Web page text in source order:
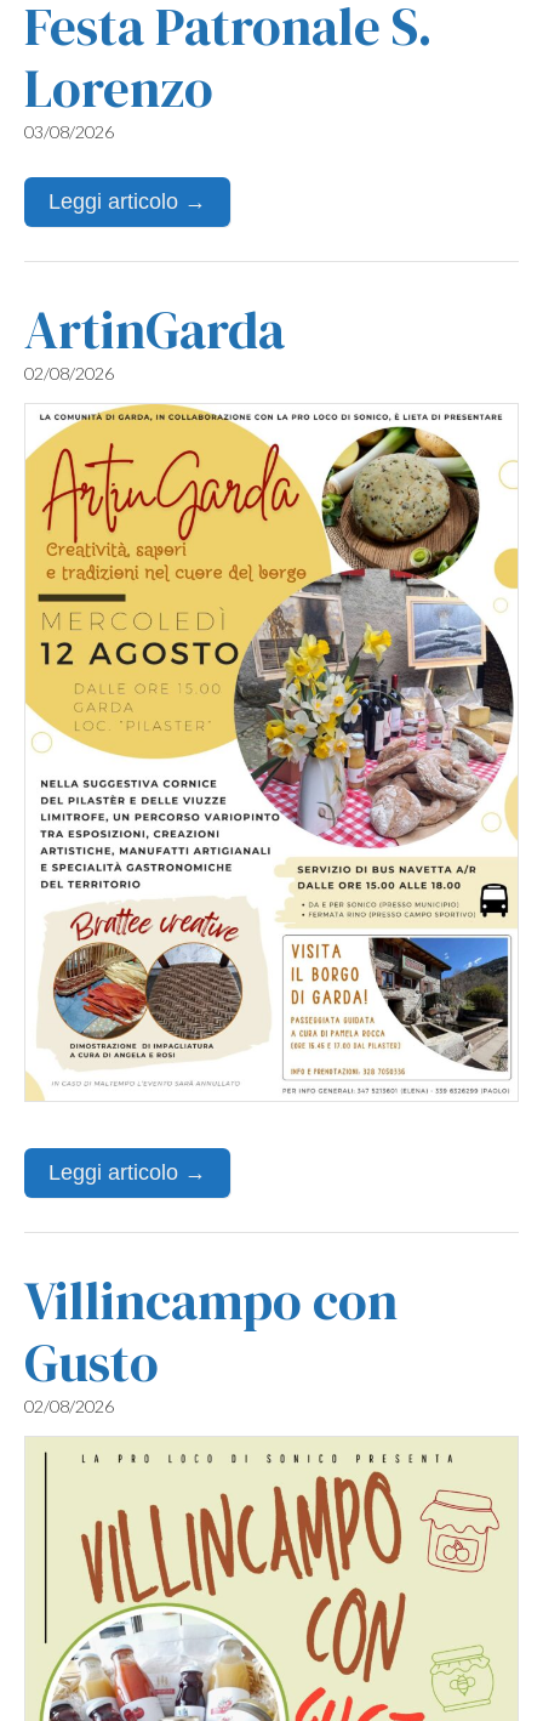
Festa Patronale S.
Lorenzo
03/08/2026
Leggi articolo →
ArtinGarda
02/08/2026
Leggi articolo →
Villincampo con
Gusto
02/08/2026